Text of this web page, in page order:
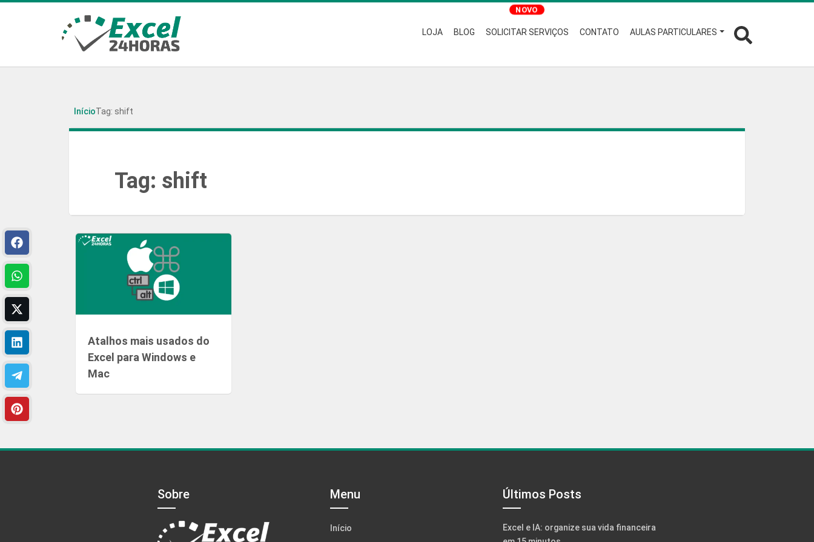
LOJA BLOG SOLICITAR SERVIÇOS CONTATO AULAS PARTICULARES
InícioTag: shift
Tag: shift
Atalhos mais usados do
Excel para Windows e
Mac
Sobre Menu
Início
Últimos Posts
Excel e IA: organize sua vida financeira